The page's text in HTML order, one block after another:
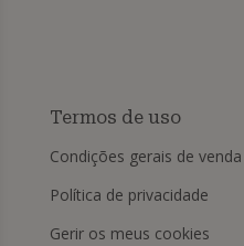
Termos de uso
Condições gerais de venda
Política de privacidade
Gerir os meus cookies